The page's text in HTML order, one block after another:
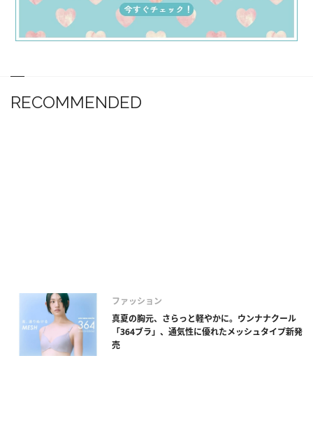
RECOMMENDED
ファッション
真夏の胸元、さらっと軽やかに。ウンナナクール
「364ブラ」、通気性に優れたメッシュタイプ新発
売